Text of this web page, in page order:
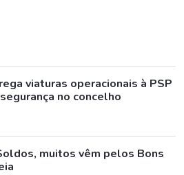
viaturas operacionais à PSP
no concelho
muitos vêm pelos Bons